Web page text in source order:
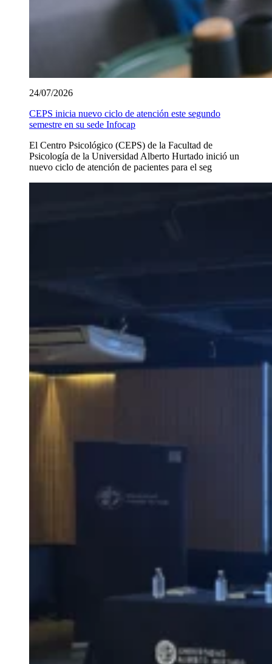
24/07/2026
CEPS inicia nuevo ciclo de atención este segundo
semestre en su sede Infocap
El Centro Psicológico (CEPS) de la Facultad de
Psicología de la Universidad Alberto Hurtado inició un
nuevo ciclo de atención de pacientes para el seg